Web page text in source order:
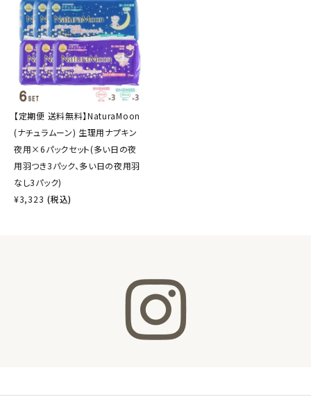
【定期便 送料無料】NaturaMoon
(ナチュラムーン) 生理用ナプキン
夜用×6パックセット(多い日の夜
用羽つき3パック、多い日の夜用羽
なし3パック)
¥3,323 (税込)